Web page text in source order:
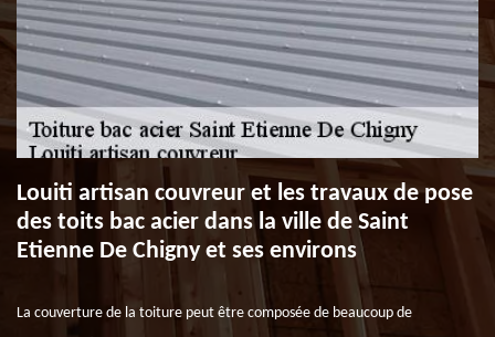
Louiti artisan couvreur et les travaux de pose
des toits bac acier dans la ville de Saint
Etienne De Chigny et ses environs
La couverture de la toiture peut être composée de beaucoup de